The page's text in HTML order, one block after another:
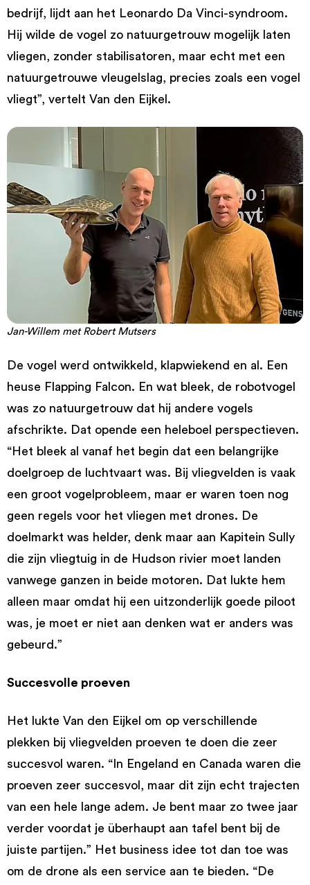
bedrijf, lijdt aan het Leonardo Da Vinci-syndroom.
Hij wilde de vogel zo natuurgetrouw mogelijk laten
vliegen, zonder stabilisatoren, maar echt met een
natuurgetrouwe vleugelslag, precies zoals een vogel
vliegt”, vertelt Van den Eijkel.
Jan-Willem met Robert Mutsers
De vogel werd ontwikkeld, klapwiekend en al. Een
heuse Flapping Falcon. En wat bleek, de robotvogel
was zo natuurgetrouw dat hij andere vogels
afschrikte. Dat opende een heleboel perspectieven.
“Het bleek al vanaf het begin dat een belangrijke
doelgroep de luchtvaart was. Bij vliegvelden is vaak
een groot vogelprobleem, maar er waren toen nog
geen regels voor het vliegen met drones. De
doelmarkt was helder, denk maar aan Kapitein Sully
die zijn vliegtuig in de Hudson rivier moet landen
vanwege ganzen in beide motoren. Dat lukte hem
alleen maar omdat hij een uitzonderlijk goede piloot
was, je moet er niet aan denken wat er anders was
gebeurd.”
Succesvolle proeven
Het lukte Van den Eijkel om op verschillende
plekken bij vliegvelden proeven te doen die zeer
succesvol waren. “In Engeland en Canada waren die
proeven zeer succesvol, maar dit zijn echt trajecten
van een hele lange adem. Je bent maar zo twee jaar
verder voordat je überhaupt aan tafel bent bij de
juiste partijen.” Het business idee tot dan toe was
om de drone als een service aan te bieden. “De